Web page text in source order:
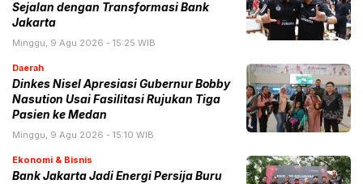
Sejalan dengan Transformasi Bank
Jakarta
Minggu, 9 Agu 2026 - 15:25 WIB
Daerah
Dinkes Nisel Apresiasi Gubernur Bobby
Nasution Usai Fasilitasi Rujukan Tiga
Pasien ke Medan
Minggu, 9 Agu 2026 - 15:10 WIB
Ekonomi & Bisnis
Bank Jakarta Jadi Energi Persija Buru